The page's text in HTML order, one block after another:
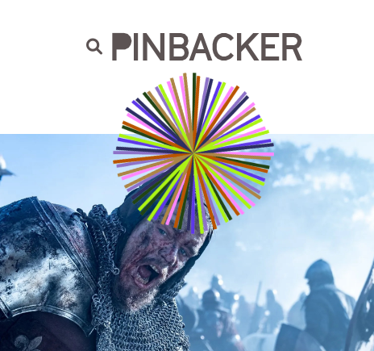
PINBACKER